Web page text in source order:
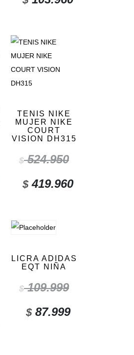
TENIS NIKE
MUJER NIKE
COURT
VISION DH315
$524.950
$419.960
LICRA ADIDAS
EQT NIÑA
$109.999
$87.999